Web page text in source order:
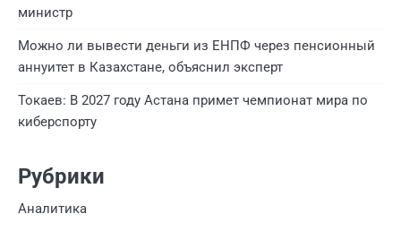
министр
Можно ли вывести деньги из ЕНПФ через пенсионный
аннуитет в Казахстане, объяснил эксперт
Токаев: В 2027 году Астана примет чемпионат мира по
киберспорту
Рубрики
Аналитика